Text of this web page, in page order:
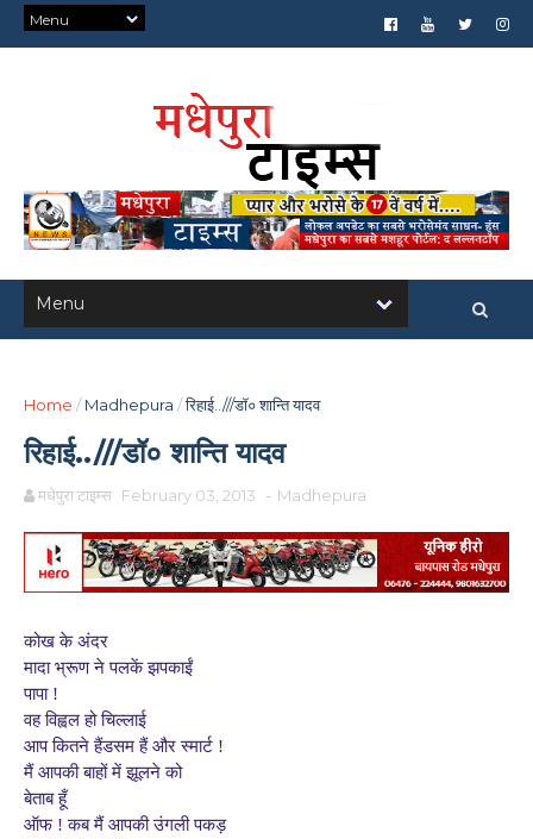
Home / Madhepura /रिहाई..///डॉ० शान्ति यादव
रिहाई..///डॉ० शान्ति यादव
मधेपुरा टाइम्स February 03, 2013 - Madhepura
कोख के अंदर
मादा भ्रूण ने पलकें झपकाईं
पापा !
वह विह्वल हो चिल्लाई
आप कितने हैंडसम हैं और स्मार्ट !
मैं आपकी बाहों में झूलने को
बेताब हूँ
ऑफ ! कब मैं आपकी उंगली पकड़